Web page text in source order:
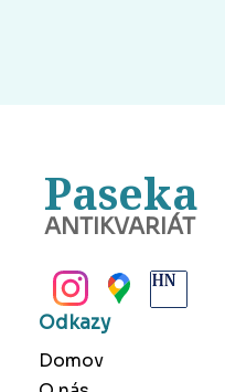
Paseka
ANTIKVARIÁT
Odkazy
Domov